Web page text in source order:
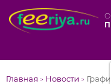
Главная > Новости >